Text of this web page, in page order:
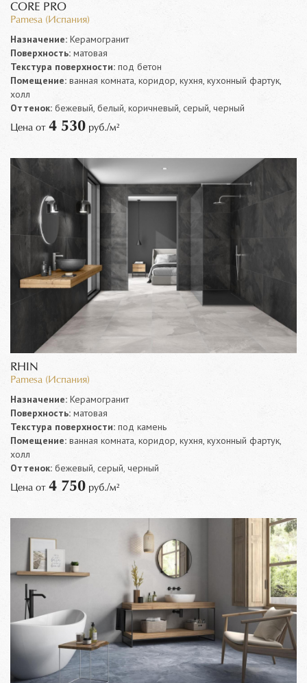
CORE PRO
Pamesa (Испания)
Назначение: Керамогранит
Поверхность: матовая
Текстура поверхности: под бетон
Помещение: ванная комната, коридор, кухня, кухонный фартук,
холл
Оттенок: бежевый, белый, коричневый, серый, черный
Цена от 4 530 руб./м²
RHIN
Pamesa (Испания)
Назначение: Керамогранит
Поверхность: матовая
Текстура поверхности: под камень
Помещение: ванная комната, коридор, кухня, кухонный фартук,
холл
Оттенок: бежевый, серый, черный
Цена от 4 750 руб./м²